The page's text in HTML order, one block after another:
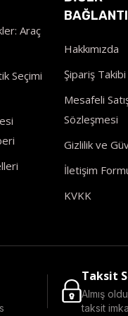
Araç
Seçimi
Hakkımızda
Şipariş Takibi
Mesafeli
Sözleşmesi
Gizlilik ve
İletişim
KVKK
Taksit
Almış
taksit